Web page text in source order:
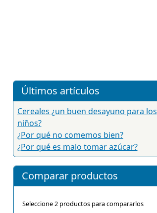
Últimos artículos
Cereales ¿un buen desayuno para los
niños?
¿Por qué no comemos bien?
¿Por qué es malo tomar azúcar?
Comparar productos
Seleccione 2 productos para compararlos